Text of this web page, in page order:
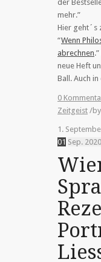
der
mehr.”
Hier geht´s
“Wenn
abrechnen
neue Heft
Ball. Auch
0
Zeitgeist /by
1.
01 Sep. 2020